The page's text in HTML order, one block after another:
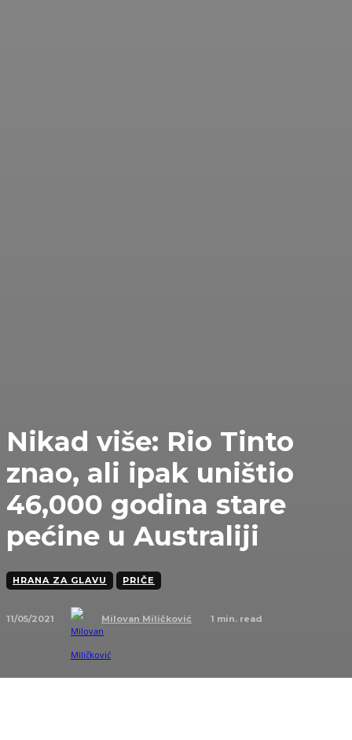
Nikad više: Rio Tinto
znao, ali ipak uništio
46,000 godina stare
pećine u Australiji
HRANA ZA GLAVU PRIČE
11/05/2021 Milovan Miličković 1 min. read